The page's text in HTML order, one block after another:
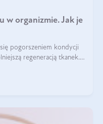
w organizmie. Jak je
pogorszeniem kondycji
regeneracją tkanek.